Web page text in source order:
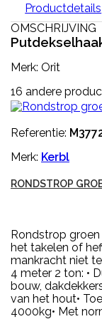
Productdetails
OMSCHRIJVING
Merk: Orit
16 andere
Referentie:
Merk: Kerbl
RONDSTROP
Rondstrop
het takelen of
mankracht niet
4 meter 2 ton: •
bouw,
van het hout•
4000kg• Met